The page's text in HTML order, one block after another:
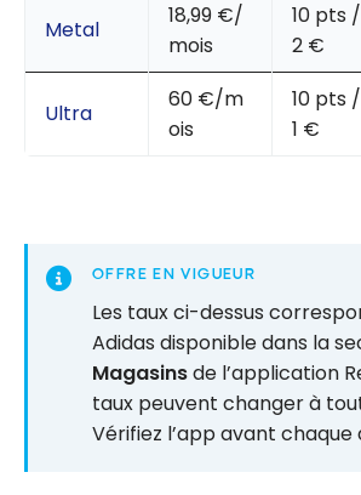
Metal
18,99 €/
mois
10 pts /
2 €
Ultra
60 €/m
ois
10 pts /
1 €
OFFRE EN VIGUEUR
Les taux ci-dessus
Adidas disponible dans la
Magasinsde l’application
taux peuvent changer à
Vérifiez l’app avant chaque